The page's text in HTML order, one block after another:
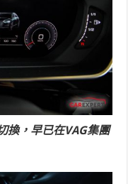
換，早已在VAG集團